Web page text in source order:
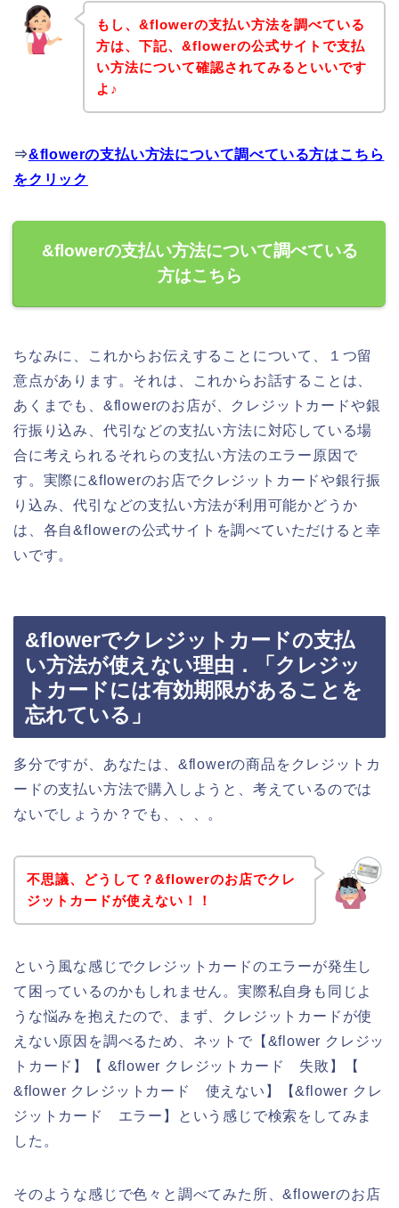
もし、&flowerの支払い方法を調べている
方は、下記、&flowerの公式サイトで支払
い方法について確認されてみるといいです
よ♪
⇒&flowerの支払い方法について調べている方はこちら
をクリック
&flowerの支払い方法について調べている
方はこちら
ちなみに、これからお伝えすることについて、１つ留
意点があります。それは、これからお話することは、
あくまでも、&flowerのお店が、クレジットカードや銀
行振り込み、代引などの支払い方法に対応している場
合に考えられるそれらの支払い方法のエラー原因で
す。実際に&flowerのお店でクレジットカードや銀行振
り込み、代引などの支払い方法が利用可能かどうか
は、各自&flowerの公式サイトを調べていただけると幸
いです。
&flowerでクレジットカードの支払
い方法が使えない理由．「クレジッ
トカードには有効期限があることを
忘れている」
多分ですが、あなたは、&flowerの商品をクレジットカ
ードの支払い方法で購入しようと、考えているのでは
ないでしょうか？でも、、、。
不思議、どうして？&flowerのお店でクレ
ジットカードが使えない！！
という風な感じでクレジットカードのエラーが発生し
て困っているのかもしれません。実際私自身も同じよ
うな悩みを抱えたので、まず、クレジットカードが使
えない原因を調べるため、ネットで【&flower クレジッ
トカード】【 &flower クレジットカード 失敗】【
&flower クレジットカード 使えない】【&flower クレ
ジットカード エラー】という感じで検索をしてみま
した。
そのような感じで色々と調べてみた所、&flowerのお店